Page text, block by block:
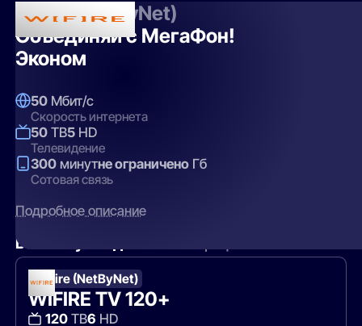
WiFire (NetByNet)
Объединяй с МегаФон!
Эконом
50 Мбит/с
Скорость интернета
50 ТВ5 HD
Телевидение
300 минутне ограничено Гб
Сотовая связь
Подробное описание
Вам могут подойти
WiFire (NetByNet)
WIFIRE TV 120+
120ТВ6 HD